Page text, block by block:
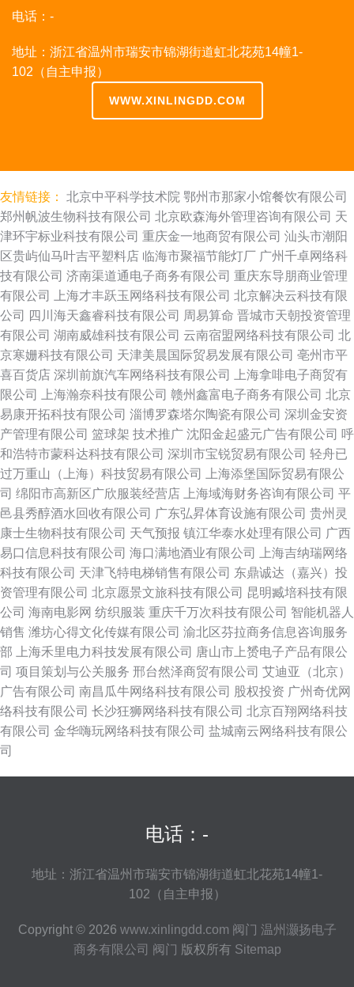
电话：-
地址：浙江省温州市瑞安市锦湖街道虹北花苑14幢1-
102（自主申报）
WWW.XINLINGDD.COM
友情链接： 北京中平科学技术院 鄂州市那家小馆餐饮有限公司
郑州帆波生物科技有限公司 北京欧森海外管理咨询有限公司 天
津环宇标业科技有限公司 重庆金一地商贸有限公司 汕头市潮阳
区贵屿仙马叶吉平塑料店 临海市聚福节能灯厂 广州千卓网络科
技有限公司 济南渠道通电子商务有限公司 重庆东导朋商业管理
有限公司
上海才丰跃玉网络科技有限公司 北京解决云科技有限
公司
四川海天鑫睿科技有限公司 周易算命 晋城市天朝投资管理
有限公司 湖南威雄科技有限公司 云南宿盟网络科技有限公司 北
京寒姗科技有限公司 天津美晨国际贸易发展有限公司 亳州市平
喜百货店 深圳前旗汽车网络科技有限公司
上海拿啡电子商贸有
限公司
上海瀚奈科技有限公司 赣州鑫富电子商务有限公司 北京
易康开拓科技有限公司 淄博罗森塔尔陶瓷有限公司 深圳金安资
产管理有限公司 篮球架 技术推广 沈阳金起盛元广告有限公司 呼
和浩特市蒙科达科技有限公司 深圳市宝锐贸易有限公司 轻舟已
过万重山（上海）科技贸易有限公司
上海添堡国际贸易有限公
司 绵阳市高新区广欣服装经营店 上海域海财务咨询有限公司 平
邑县秀醇酒水回收有限公司 广东弘昇体育设施有限公司 贵州灵
康士生物科技有限公司 天气预报 镇江华泰水处理有限公司 广西
易口信息科技有限公司 海口满地酒业有限公司
上海吉纳瑞网络
科技有限公司 天津飞特电梯销售有限公司 东鼎诚达（嘉兴）投
资管理有限公司 北京愿景文旅科技有限公司 昆明臧培科技有限
公司 海南电影网 纺织服装 重庆千万次科技有限公司 智能机器人
销售 潍坊心得文化传媒有限公司 渝北区芬拉商务信息咨询服务
部
上海禾里电力科技发展有限公司 唐山市上赟电子产品有限公
司 项目策划与公关服务 邢台然泽商贸有限公司 艾迪亚（北京）
广告有限公司 南昌瓜牛网络科技有限公司 股权投资 广州奇优网
络科技有限公司 长沙狂狮网络科技有限公司 北京百翔网络科技
有限公司 金华嗨玩网络科技有限公司 盐城南云网络科技有限公
司
电话：-
地址：浙江省温州市瑞安市锦湖街道虹北花苑14幢1-
102（自主申报）
Copyright © 2026 www.xinlingdd.com 阀门 温州灏扬电子
商务有限公司 阀门 版权所有 Sitemap